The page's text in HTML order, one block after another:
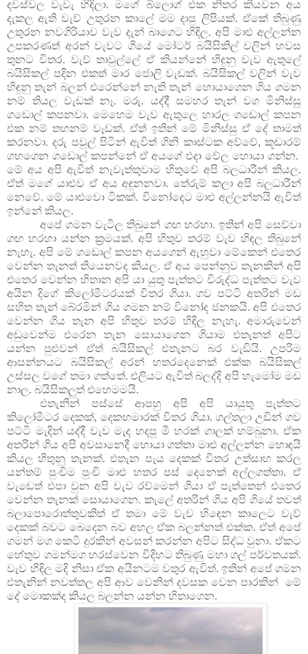
දවස්වල වැවැ හිඳිලා. මගේ බ්ලොග් එක නිතර කියවන අය
දැකල ඇති වැව් උතුරන කාලේ මම දාපු ලිපියක්. ඒකේ තිබුණු
උතුරන නවගිරියාව වැව දැන් බාගෙට හිඳිල. අපි මාළු අල්ලන්න
උපකරණත් අරන් වැවට ගියේ මෝටර් බයිසිකිල් වලින් හවස
තුනට විතර. වැව් තාවුල්ලේ ඒ කියන්නේ හිඳුනු වැව ඇතුලේ
බයිසිකල් පදින එකත් මාර ජොලි වැඩක්. බයිසිකල් වලින් වැව
හිඳුනු තැන් බලන් එරෙන්නේ නැති තැන් හොයාගෙන ගිය ගමන
නම් තියල වැඩක් නෑ. මරු. යද්දී සමහර තැන් වග මිනිස්සු
ගඩොල් කපනවා. මෙහෙම වැව ඇතුලෙ හාරල ගඩොල් කපන
එක නම් තහනම් වැඩක්. ඒත් ඉතින් මේ මිනිස්සු ඒ දේ තාමත්
කරනවා. දරු පවුල් පිටින් ඇවිත් ගිනි කාස්ටක අව්වේ, කූඩාරම්
ගහගෙන ගඩොල් කපන්නේ ඒ අයගේ එදා වේල හොයා ගන්න.
මේ අය අපි ඇවිත් නැවැත්තුවාම හිතුවේ අපි බලධාරීන් කියල.
ඒත් මගේ යාළුව ඒ අය අඳුනනවා. තේරුම් කලා අපි බලධාරීන්
නෙවේ. මේ යාළුවො ටිකක්. විනෝදෙට මාළු අල්ලන්නයි ඇවිත්
ඉන්නේ කියල.
අපේ ගමන වැටිල තිබුනේ ගඟ හරහා. ඉතින් අපි සෙව්වා
ගඟ හරහා යන්න ක්‍රමයක්. අපි හිතුව තරම් වැව හිඳල තිබුනේ
නැහැ. අපි මේ ගඩොල් කපන අයගෙන් ඇහුවා මේකෙන් එතෙර
වෙන්න තැනත් තියෙනවද කියල. ඒ අය පෙන්නුව තැනකින් අපි
එතෙර වෙන්න හිතාන අපි යා යුතු පැත්තට විරුද්ධ පැත්තට වැව
අයින දිගේ කිලෝමීටරයක් විතර ගියා. ගව පට්ටි අතරින් මඩ
සහිත තැන් බේරමින් ගිය ගමන නම් විනෝද ජනකයි. අපි එතෙර
වෙන්න ගිය තැන අපි හිතුව තරම් හිඳිල නැහැ. අමාරුවෙන්
අඩුවෙන්ම එරෙන තැන සොයාගෙන ගියාම එතැනත් අපිට
යන්න පුළුවන් ඒත් බයිසිකල් එතැනට බර වැඩියි. උපරිම
ආසන්නයට බයිසිකල් අරන් හතරදෙනෙක් එක්ක බයිසිකල්
උස්සල වගේ තමා ගත්තේ. එලියට ඇවිත් බලද්දි අපි හැමෝම මඩ
නාල. බයිසිකලුත් එහෙමමයි.
එතැනින් පස්සේ ආපහු අපි අපි යායුතු පැත්තට
කිලෝමීටර දෙකක්, දෙකහමාරක් විතර ගියා. ගල්තලා උඩින් ගව
පට්ටි මැදින් යද්දී වැව මැද හදපු මී හරක් ගාලක් හම්බුනා. ඒක
අතරින් ගිය අපි අවසානෙදී හොයා ගත්තා මාළු අල්ලන්න හොඳයි
කියල හිතුනු තැනක්. එතැන පැය දෙකක් විතර උත්සාහ කරල
යන්තම් පුංචිම පුංචි මාළු හතර පස් දෙනෙක් අල්ලගත්තා. ඒ
වැඩෙත් එපා වුන අපි වැව රව්මෙන් ගියා ඒ පැත්තෙන් එතෙර
වෙන්න තැනක් සොයාගෙන. කැලේ අතරින් ගිය අපි ගියේ තවත්
බලාපොරොත්තුවකිත් ඒ තමා මේ වැව හිඳෙන කාලෙට වැව්
දෙකක් බවට බෙදෙන බව අහල ඒක බලන්නත් එක්ක. ඒත් අපේ
ගමන් මග කෙටි දුරකින් අවසන් කරන්න අපිට සිද්ධ වුනා. ඒකට
හේතුව ගමන්මග හරස්වෙන විදිහට තිබුණු මහා ගල් පර්වතයක්.
වැව හිඳිල මදි නිසා ඒක අයිනටම වතුර ඇවිත්. ඉතින් අපේ ගමන
එතැනින් නවත්තල අපි ආව වෙනින් දවසක වෙන පාරකින් මේ
දේ මොකක්ද කියල බලන්න යන්න හිතාගෙන.